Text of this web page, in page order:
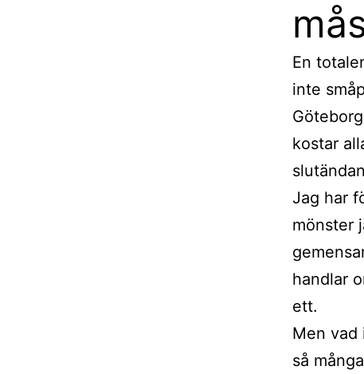
En
inte
kostar
Jag har
mönster
handlar
ett.
Men vad
så